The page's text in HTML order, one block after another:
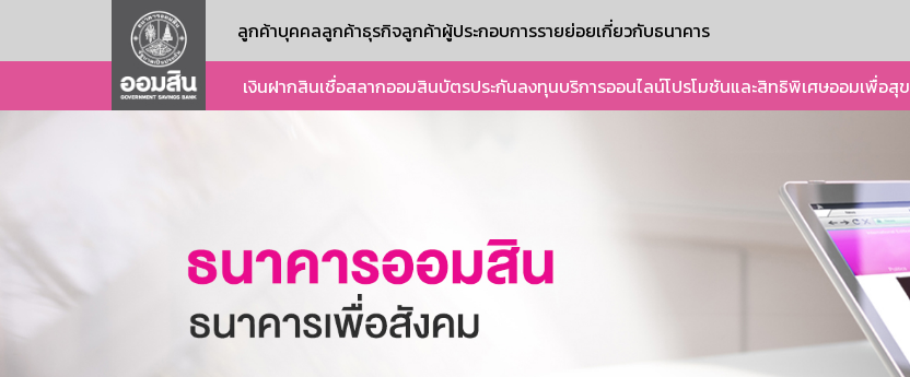
ลูกค้าบุคคลลูกค้าธุรกิจลูกค้าผู้ประกอบการรายย่อยเกี่ยวกับธนาคาร
เงินฝากสินเชื่อสลากออมสินบัตรประกันลงทุนบริการออนไลน์โปรโมชันและสิทธิพิเศษออมเพื่อสุข